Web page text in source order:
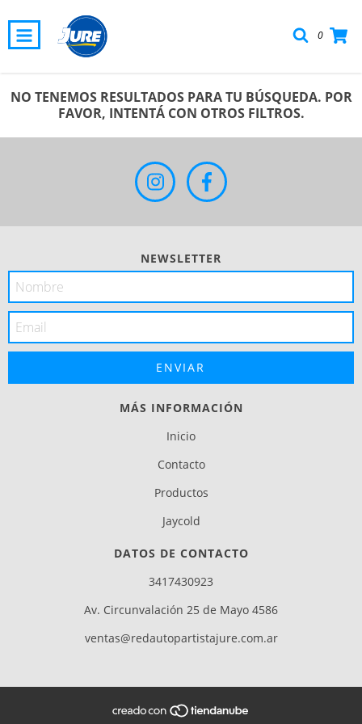
0
NO TENEMOS RESULTADOS PARA TU BÚSQUEDA. POR
FAVOR, INTENTÁ CON OTROS FILTROS.
NEWSLETTER
MÁS INFORMACIÓN
Inicio
Contacto
Productos
Jaycold
DATOS DE CONTACTO
3417430923
Av. Circunvalación 25 de Mayo 4586
ventas@redautopartistajure.com.ar